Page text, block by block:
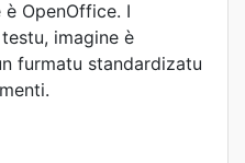
OpenOffice. I
imagine è
furmatu standardizatu